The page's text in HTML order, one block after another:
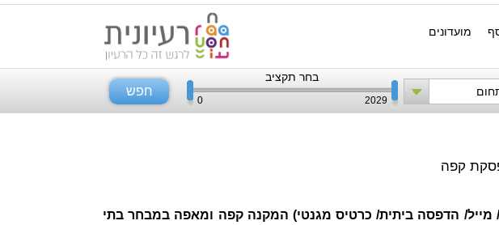
מועדונים
בחר תקציב
0 2029
חפש
קפה
מייל/ הדפסה ביתית/ כרטיס מגנטי) המקנה קפה ומאפה במבחר בתי